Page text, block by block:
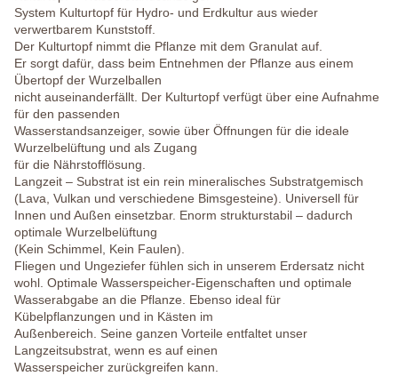
System Kulturtopf für Hydro- und Erdkultur aus wieder
verwertbarem Kunststoff.
Der Kulturtopf nimmt die Pflanze mit dem Granulat auf.
Er sorgt dafür, dass beim Entnehmen der Pflanze aus einem
Übertopf der Wurzelballen
nicht auseinanderfällt. Der Kulturtopf verfügt über eine Aufnahme
für den passenden
Wasserstandsanzeiger, sowie über Öffnungen für die ideale
Wurzelbelüftung und als Zugang
für die Nährstofflösung.
Langzeit – Substrat ist ein rein mineralisches Substratgemisch
(Lava, Vulkan und verschiedene Bimsgesteine). Universell für
Innen und Außen einsetzbar. Enorm strukturstabil – dadurch
optimale Wurzelbelüftung
(Kein Schimmel, Kein Faulen).
Fliegen und Ungeziefer fühlen sich in unserem Erdersatz nicht
wohl. Optimale Wasserspeicher-Eigenschaften und optimale
Wasserabgabe an die Pflanze. Ebenso ideal für
Kübelpflanzungen und in Kästen im
Außenbereich. Seine ganzen Vorteile entfaltet unser
Langzeitsubstrat, wenn es auf einen
Wasserspeicher zurückgreifen kann.